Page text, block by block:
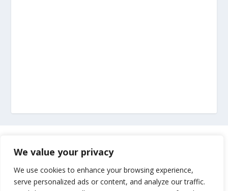
We value your privacy
We use cookies to enhance your browsing experience,
serve personalized ads or content, and analyze our traffic.
Impressum